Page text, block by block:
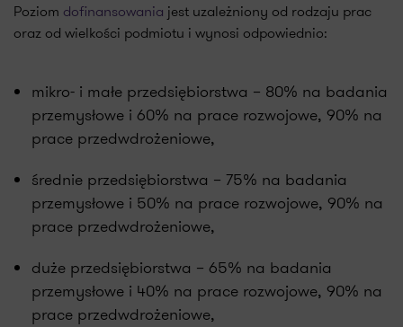
Poziom dofinansowania jest uzależniony od rodzaju prac
oraz od wielkości podmiotu i wynosi odpowiednio:
mikro- i małe przedsiębiorstwa – 80% na badania
przemysłowe i 60% na prace rozwojowe, 90% na
prace przedwdrożeniowe,
średnie przedsiębiorstwa – 75% na badania
przemysłowe i 50% na prace rozwojowe, 90% na
prace przedwdrożeniowe,
duże przedsiębiorstwa – 65% na badania
przemysłowe i 40% na prace rozwojowe, 90% na
prace przedwdrożeniowe,